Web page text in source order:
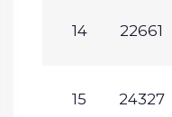
14 22661
15 24327